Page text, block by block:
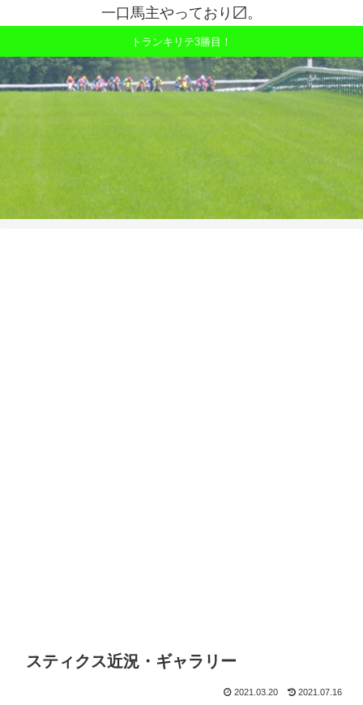
一口馬主やっており〼。
トランキリテ3勝目！
スティクス近況・ギャラリー
2021.03.20 2021.07.16